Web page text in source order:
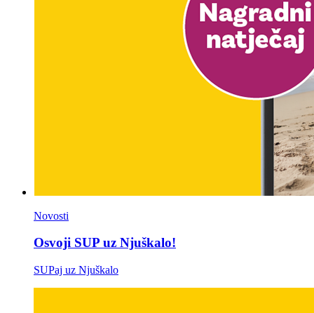
Novosti
Osvoji SUP uz Njuškalo!
SUPaj uz Njuškalo